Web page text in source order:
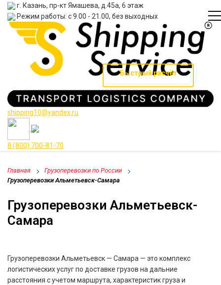
г. Казань, пр-кт Ямашева, д.45а, 6 этаж
Режим работы: с 9.00 - 21.00, без выходных
shipping10@yandex.ru
8 (800) 700-81-70
Быстрый расчёт
Главная
Грузоперевозки по России
Грузоперевозки Альметьевск-Самара
Грузоперевозки Альметьевск-
Самара
Грузоперевозки Альметьевск — Самара — это комплекс
логистических услуг по доставке грузов на дальние
расстояния с учетом маршрута, характеристик груза и